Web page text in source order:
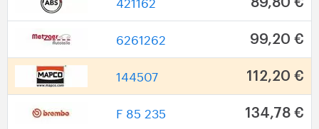
6261262 99,20 €
144507 112,20 €
F 85 235 134,78 €